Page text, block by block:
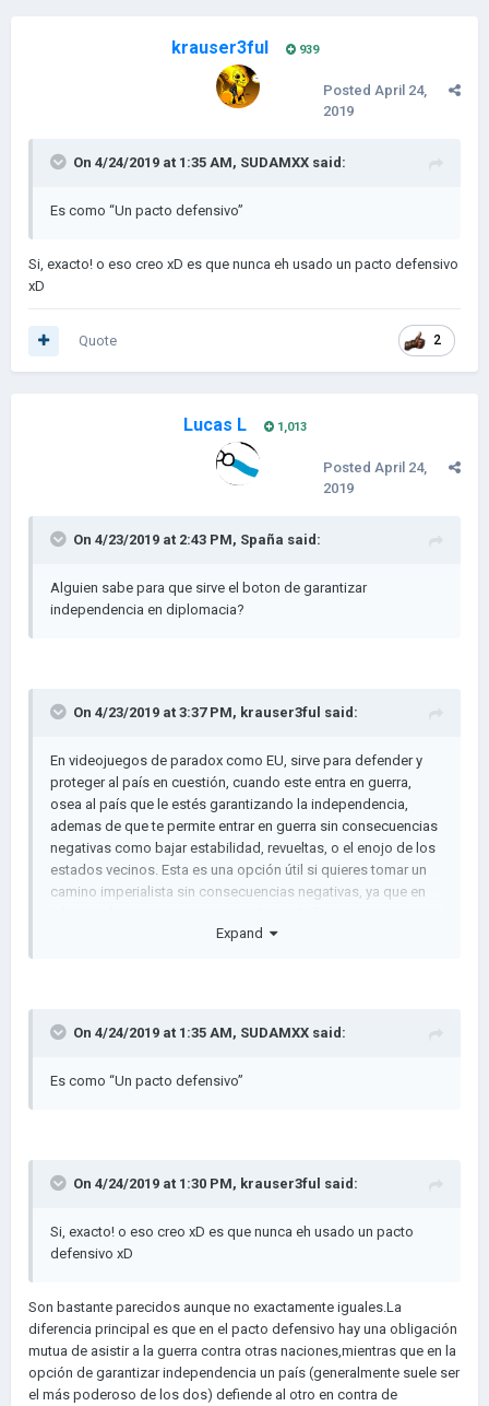
krauser3ful 939
Posted April 24,
2019
On 4/24/2019 at 1:35 AM, SUDAMXX said:
Es como “Un pacto defensivo”
Si, exacto! o eso creo xD es que nunca eh usado un pacto defensivo
xD
2
Quote
Lucas L 1,013
Posted April 24,
2019
On 4/23/2019 at 2:43 PM, Spaña said:
Alguien sabe para que sirve el boton de garantizar
independencia en diplomacia?
On 4/23/2019 at 3:37 PM, krauser3ful said:
En videojuegos de paradox como EU, sirve para defender y
proteger al país en cuestión, cuando este entra en guerra,
osea al país que le estés garantizando la independencia,
ademas de que te permite entrar en guerra sin consecuencias
negativas como bajar estabilidad, revueltas, o el enojo de los
estados vecinos. Esta es una opción útil si quieres tomar un
camino imperialista sin consecuencias negativas, ya que en
así que, supongo que con el Garantizar independencia podrás
enfado de los vecinos, aun así, no se tiene claro. Para tratar de
Expand
On 4/24/2019 at 1:35 AM, SUDAMXX said:
Es como “Un pacto defensivo”
On 4/24/2019 at 1:30 PM, krauser3ful said:
Si, exacto! o eso creo xD es que nunca eh usado un pacto
defensivo xD
Son bastante parecidos aunque no exactamente iguales.La
diferencia principal es que en el pacto defensivo hay una obligación
mutua de asistir a la guerra contra otras naciones,mientras que en la
opción de garantizar independencia un país (generalmente suele ser
el más poderoso de los dos) defiende al otro en contra de